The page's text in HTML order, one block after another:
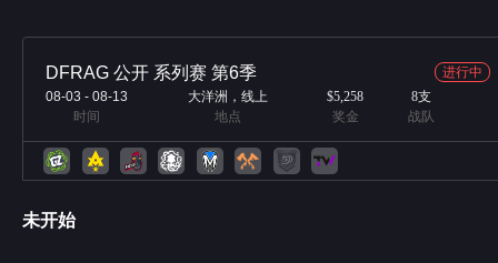
DFRAG 公开 系列赛 第6季
进行中
08-03 - 08-13
时间
大洋洲，线上
地点
$5,258
奖金
8支
战队
未开始